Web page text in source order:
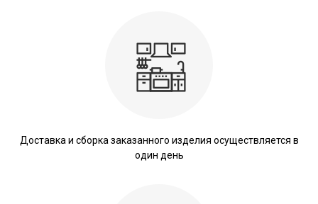
Доставка и сборка заказанного изделия осуществляется в
один день